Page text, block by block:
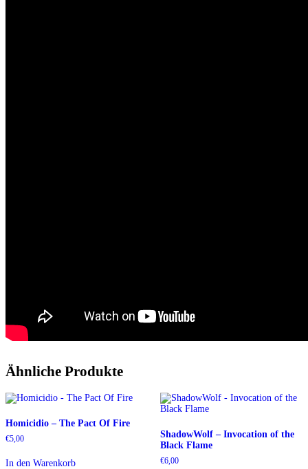
Ähnliche Produkte
Homicidio – The Pact Of Fire
€5,00
In den Warenkorb
ShadowWolf – Invocation of the
Black Flame
€6,00